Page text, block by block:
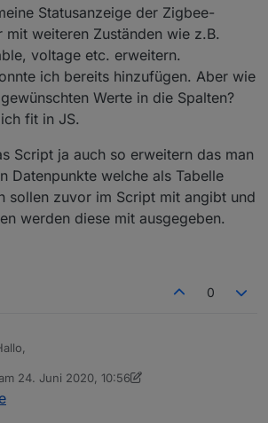
Statusanzeige der Zigbee-
mit weiteren Zuständen wie z.B.
voltage etc. erweitern.
ich bereits hinzufügen. Aber wie
Werte in die Spalten?
fit in JS.
Script ja auch so erweitern das man
Datenpunkte welche als Tabelle
sollen zuvor im Script mit angibt und
werden diese mit ausgegeben.
0
würde gerne meine Statusanzeige der
Sensoren/Schalter mit weiteren
24. Juni 2020, 10:56
von liv-in-sky